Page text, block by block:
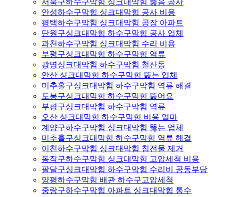
서북구하수구막힘 싱크대막힘 뚫음 공사
안성하수구막힘 싱크대막힘 공사 비용
평택하수구막힘 싱크대막힘 공장 아파트
단원구싱크대막힘 하수구막힘 공사 업체
과천하수구막힘 싱크대막힘 수리 비용
부평구싱크대막힘 하수구막힘 역류
광명싱크대막힘 하수구막힘 철산동
안산 싱크대막힘 하수구막힘 뚫는 업체
미추홀구싱크대막힘 하수구막힘 역류 해결
도봉구싱크대막힘 하수구막힘 뚫어요
부평구싱크대막힘 하수구막힘 역류
오산 싱크대막힘 하수구막힘 비용 얼마
계양구하수구막힘 싱크대막힘 뚫는 업체
미추홀구싱크대막힘 하수구막힘 역류 해결
이천하수구막힘 싱크대막힘 침전물 제거
동작구하수구막힘 싱크대막힘 고압세척 비용
팔달구싱크대막힘 하수구막힘 수리비 공동부담
양평하수구막힘 배관 하수구고압세척
중랑구하수구막힘 아파트 싱크대막힘 통수